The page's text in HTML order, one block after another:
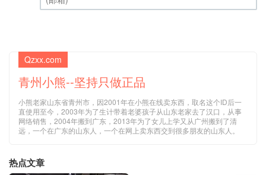
Qzxx.com
青州小熊--坚持只做正品
小熊老家山东省青州市，因2001年在小熊在线卖东西，取名这个ID后一
直使用至今，2003年为了生计带着老婆孩子从山东老家去了汉口，从事
网络销售，2004年搬到广东，2013年为了女儿上学又从广州搬到了清
远，一个在广东的山东人，一个在网上卖东西交到很多朋友的山东人。
热点文章